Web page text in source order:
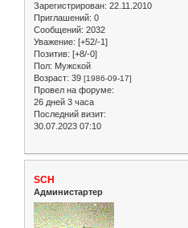
Зарегистрирован: 22.11.2010
Приглашений: 0
Сообщений: 2032
Уважение: [+52/-1]
Позитив: [+8/-0]
Пол: Мужской
Возраст: 39 [1986-09-17]
Провел на форуме:
26 дней 3 часа
Последний визит:
30.07.2023 07:10
SCH
Администартер